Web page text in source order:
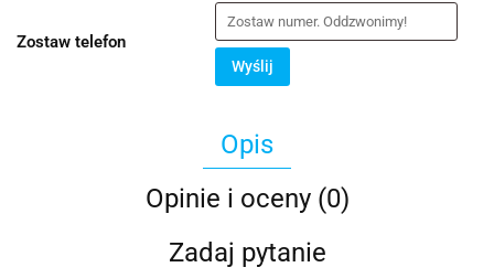
Zostaw telefon
Wyślij
Opis
Opinie i oceny (0)
Zadaj pytanie